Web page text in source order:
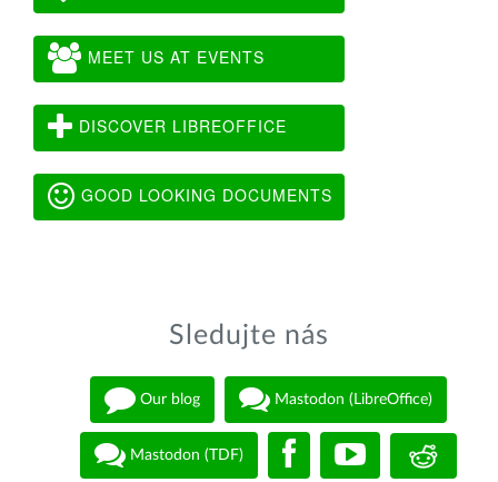
MEET US AT EVENTS
DISCOVER LIBREOFFICE
GOOD LOOKING DOCUMENTS
Sledujte nás
Our blog Mastodon (LibreOffice)
Mastodon (TDF)